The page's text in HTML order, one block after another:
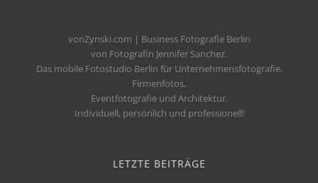
vonZynski.com | Business Fotografie Berlin
von Fotografin Jennifer Sanchez.
Das mobile Fotostudio Berlin für Unternehmensfotografie,
Firmenfotos,
Eventfotografie und Architektur.
Individuell, persönlich und professionell!
LETZTE BEITRÄGE